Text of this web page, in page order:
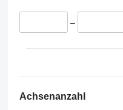
–
Achsenanzahl